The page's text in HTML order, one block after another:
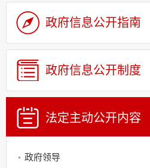
政府信息公开指南
政府信息公开制度
法定主动公开内容
政策
政府领导